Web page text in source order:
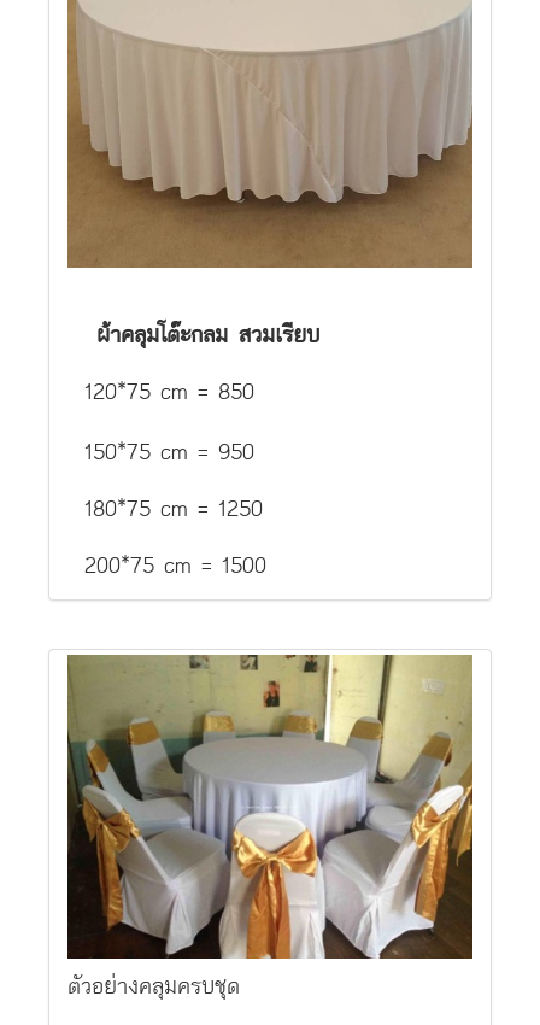
ผ้าคลุมโต๊ะกลม สวมเรียบ
120*75 cm = 850
150*75 cm = 950
180*75 cm = 1250
200*75 cm = 1500
ตัวอย่างคลุมครบชุด